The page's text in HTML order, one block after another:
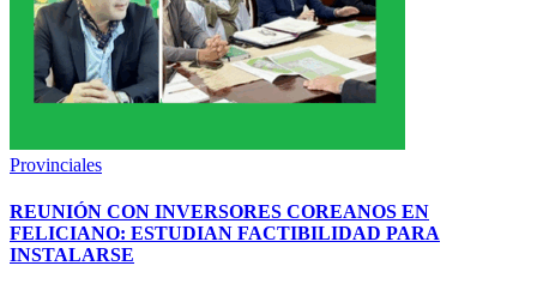
Provinciales
REUNIÓN CON INVERSORES COREANOS EN
FELICIANO: ESTUDIAN FACTIBILIDAD PARA
INSTALARSE